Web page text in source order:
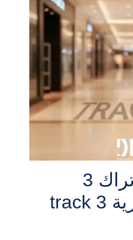
مساحة مول تراك 3
العاصمة الإدارية track 3